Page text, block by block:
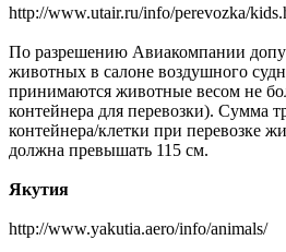
http://www.utair.ru/info/perevozka/
По разрешению Авиакомпании
животных в салоне воздушного
принимаются животные весом не
контейнера для перевозки). Сумма
контейнера/клетки при перевозке
должна превышать 115 см.
Якутия
http://www.yakutia.aero/info/animals/